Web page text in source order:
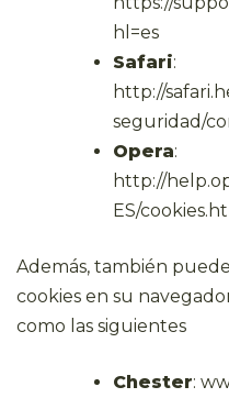
hl=es
Safari:
http://
seguridad/
Opera:
http://
ES/
Además, también
cookies en su
como las siguientes
Chester: